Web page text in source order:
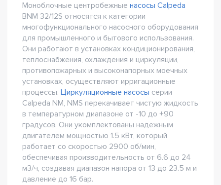
Моноблочные центробежные насосы Calpeda
BNM 32/12S относятся к категории
многофункционального насосного оборудования
для промышленного и бытового использования.
Они работают в установках кондиционирования,
теплоснабжения, охлаждения и циркуляции,
противопожарных и высоконапорных моечных
установках, осуществляют ирригационные
процессы. Циркуляционные насосы серии
Calpeda NM, NMS перекачивает чистую жидкость
в температурном диапазоне от -10 до +90
градусов. Они укомплектованы надежным
двигателем мощностью 1.5 кВт, который
работает со скоростью 2900 об/мин,
обеспечивая производительность от 6.6 до 24
м3/ч, создавая диапазон напора от 13 до 23.5 м и
давление до 16 бар.